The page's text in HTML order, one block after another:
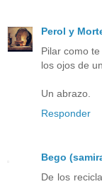
Perol y
Pilar como
los ojos de
Un abrazo.
Responder
Bego
De los